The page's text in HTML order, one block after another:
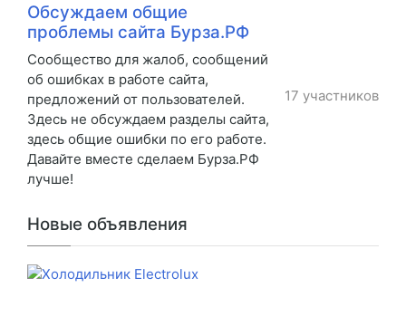
Обсуждаем общие
проблемы сайта Бурза.РФ
Сообщество для жалоб, сообщений
об ошибках в работе сайта,
предложений от пользователей.
Здесь не обсуждаем разделы сайта,
здесь общие ошибки по его работе.
Давайте вместе сделаем Бурза.РФ
лучше!
17 участников
Новые объявления